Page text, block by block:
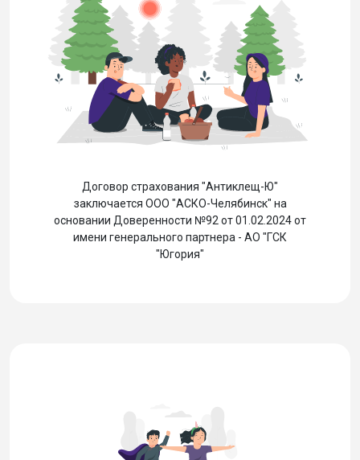
Договор страхования "Антиклещ-Ю"
заключается ООО "АСКО-Челябинск" на
основании Доверенности №92 от 01.02.2024 от
имени генерального партнера - АО "ГСК
"Югория"